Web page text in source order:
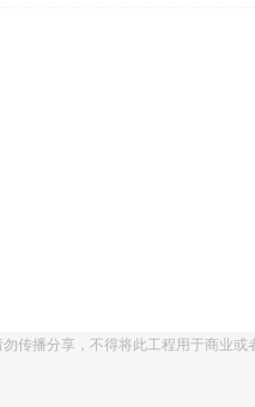
传播分享，不得将此工程用于商业或